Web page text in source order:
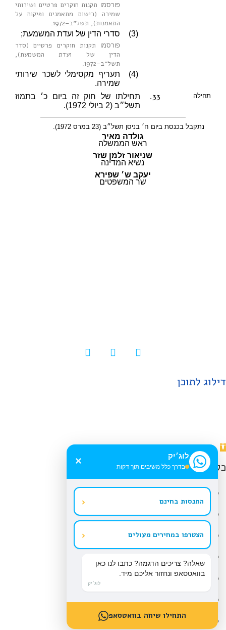
פורסמו תקנות חוקרים פרטיים ושירותי
שמירה (רישום מתאמנים ופיקוח על
התאמנות), תשל״ב–1972
.
(3) סדרי הדין של ועדת המשמעת;
פורסמו תקנות חוקרים פרטיים (סדר
הדין של ועדת המשמעת),
תשל״ב–1972
.
(4)
תעריף מקסימלי לשכר שירותי
שמירה.
33. תחילה
תחילתו של חוק זה ביום כ׳ בתמוז
תשל״ב (2 ביולי 1972).
נתקבל בכנסת ביום ח׳ בניסן תשל״ב (23 במרס 1972).
גולדה מאיר
ראש הממשלה
יעקב ש׳ שפירא
שר המשפטים
שניאור זלמן שזר
נשיא המדינה
דילוג לתוכן
פתח
נגישות
כלי נגישות
הגדל טקסט
הקטן טקסט
גווני אפור
ניגודיות גבוהה
ניגודיות הפוכה
רקע בהיר
הדגשת קישורים
לוג׳יק
בדרך כלל משיבים תוך דקות ×
התנסות בחינם ‹
הצטרפו במחירים מעולים ‹
שאלה? צריכים הדגמה? כתבו לנו כאן
בוואטסאפ ונחזור אליכם מיד.
לוג׳יק
התחילו שיחה בוואטסאפ